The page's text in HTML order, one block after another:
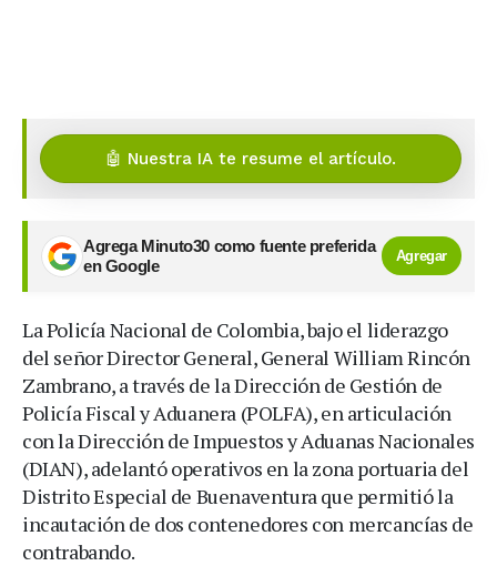
🤖 Nuestra IA te resume el artículo.
Agrega Minuto30 como fuente preferida
en Google
Agregar
La Policía Nacional de Colombia, bajo el liderazgo
del señor Director General, General William Rincón
Zambrano, a través de la Dirección de Gestión de
Policía Fiscal y Aduanera (POLFA), en articulación
con la Dirección de Impuestos y Aduanas Nacionales
(DIAN), adelantó operativos en la zona portuaria del
Distrito Especial de Buenaventura que permitió la
incautación de dos contenedores con mercancías de
contrabando.